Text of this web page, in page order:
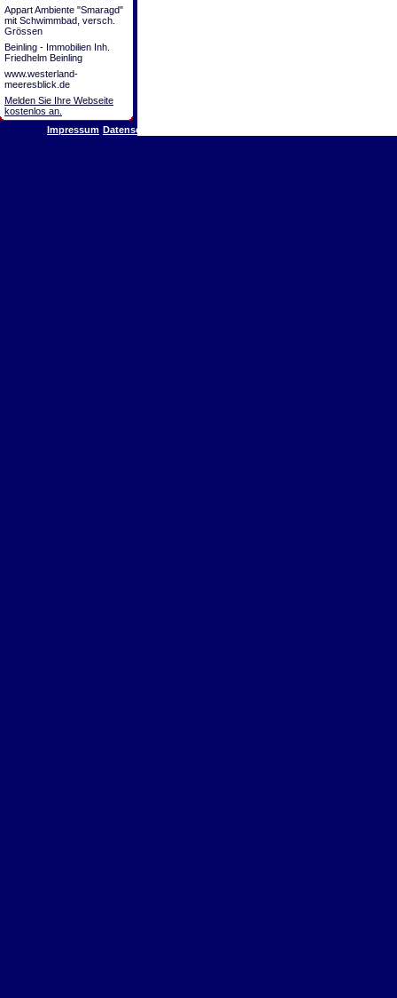
Appart Ambiente "Smaragd"
mit Schwimmbad, versch.
Grössen
Beinling - Immobilien Inh.
Friedhelm Beinling
www.westerland-
meeresblick.de
Melden Sie Ihre Webseite
kostenlos an.
Impressum Datenschutz